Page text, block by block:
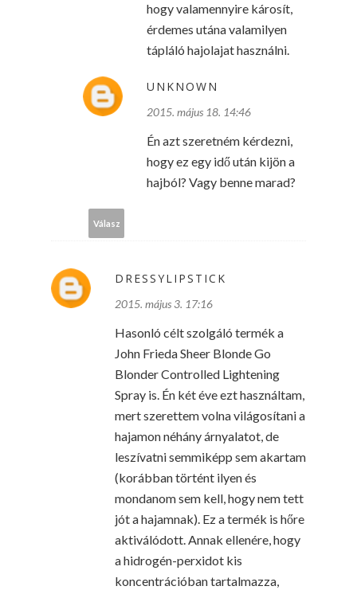
hogy valamennyire károsít,
érdemes utána valamilyen
tápláló hajolajat használni.
UNKNOWN
2015. május 18. 14:46
Én azt szeretném kérdezni,
hogy ez egy idő után kijön a
hajból? Vagy benne marad?
Válasz
DRESSYLIPSTICK
2015. május 3. 17:16
Hasonló célt szolgáló termék a
John Frieda Sheer Blonde Go
Blonder Controlled Lightening
Spray is. Én két éve ezt használtam,
mert szerettem volna világosítani a
hajamon néhány árnyalatot, de
leszívatni semmiképp sem akartam
(korábban történt ilyen és
mondanom sem kell, hogy nem tett
jót a hajamnak). Ez a termék is hőre
aktiválódott. Annak ellenére, hogy
a hidrogén-perxidot kis
koncentrációban tartalmazza,